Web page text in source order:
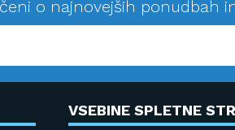
o najnovejših ponudbah
VSEBINE SPLETNE